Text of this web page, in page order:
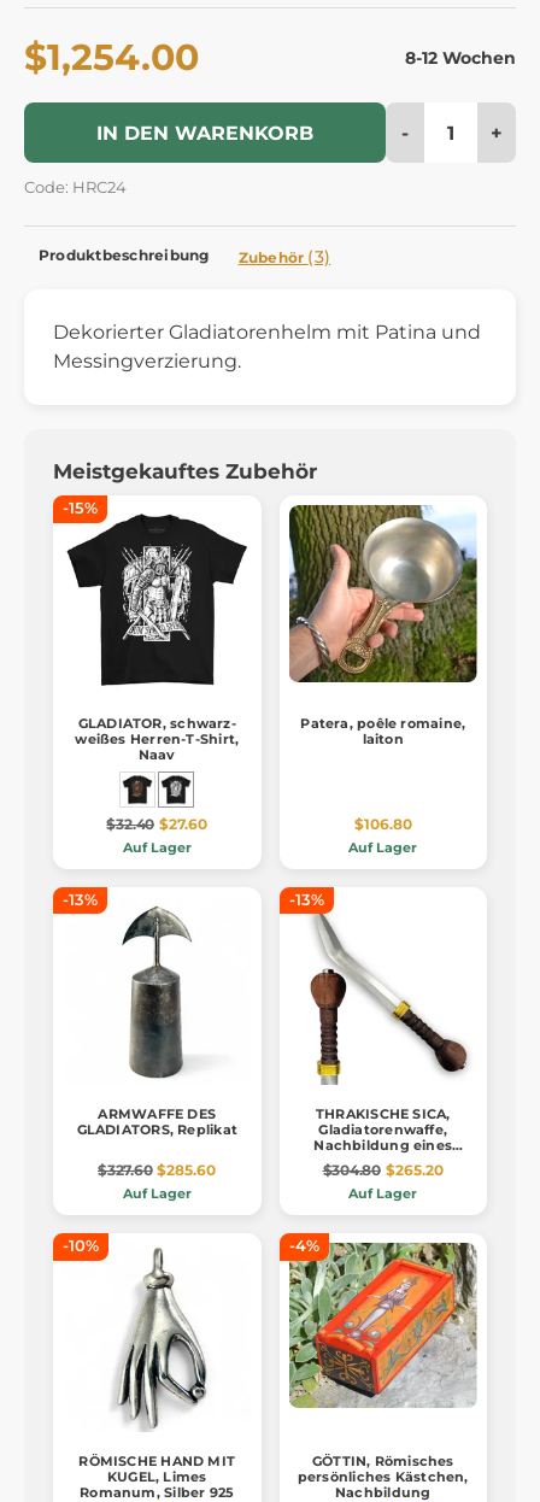
$1,254.00 8-12 Wochen
IN DEN WARENKORB - +
Code: HRC24
Produktbeschreibung Zubehör (3)
Dekorierter Gladiatorenhelm mit Patina und
Messingverzierung.
Meistgekauftes Zubehör
-15%
GLADIATOR, schwarz-
weißes Herren-T-Shirt,
Naav
$32.40 $27.60
Auf Lager
Patera, poêle romaine,
laiton
$106.80
Auf Lager
-13%
ARMWAFFE DES
GLADIATORS, Replikat
$327.60 $285.60
Auf Lager
-13%
THRAKISCHE SICA,
Gladiatorenwaffe,
Nachbildung eines
Bühnenkampfes
$304.80 $265.20
Auf Lager
-10%
RÖMISCHE HAND MIT
KUGEL, Limes
Romanum, Silber 925
-4%
GÖTTIN, Römisches
persönliches Kästchen,
Nachbildung